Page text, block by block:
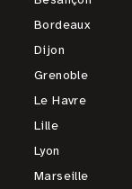
Bordeaux
Dijon
Grenoble
Le Havre
Lille
Lyon
Marseille